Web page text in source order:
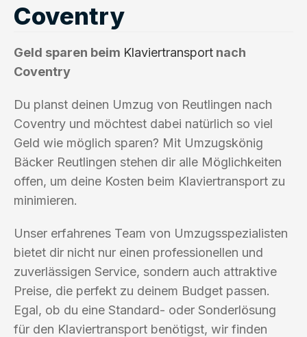
Coventry
Geld sparen beim Klaviertransport nach
Coventry
Du planst deinen Umzug von Reutlingen nach
Coventry und möchtest dabei natürlich so viel
Geld wie möglich sparen? Mit Umzugskönig
Bäcker Reutlingen stehen dir alle Möglichkeiten
offen, um deine Kosten beim Klaviertransport zu
minimieren.
Unser erfahrenes Team von Umzugsspezialisten
bietet dir nicht nur einen professionellen und
zuverlässigen Service, sondern auch attraktive
Preise, die perfekt zu deinem Budget passen.
Egal, ob du eine Standard- oder Sonderlösung
für den Klaviertransport benötigst, wir finden